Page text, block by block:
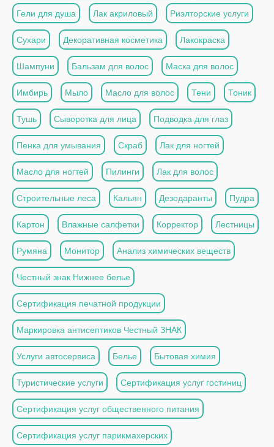
Гели для душа Лак акриловый Риэлторские услуги
Сухари Декоративная косметика Лакокраска
Шампуни Бальзам для волос Маска для волос
Имбирь Мыло Масло для волос Тени Тоник
Тушь Сыворотка для лица Подводка для глаз
Пенка для умывания Скраб Лак для ногтей
Масло для ногтей Пилинги Лак для волос
Строительные леса Кальян Дезодаранты Пудра
Картон Влажные салфетки Корректор Лестницы
Румяна Монитор Анализ химических веществ
Честный знак Нижнее белье
Сертификация печатной продукции
Маркировка антисептиков Честный ЗНАК
Услуги автосервиса Белье Бытовая химия
Туристические услуги Сертификация услуг гостиниц
Сертификация услуг общественного питания
Сертификация услуг парикмахерских